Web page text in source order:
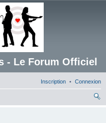
- Le Forum Officiel
Connexion
Inscription